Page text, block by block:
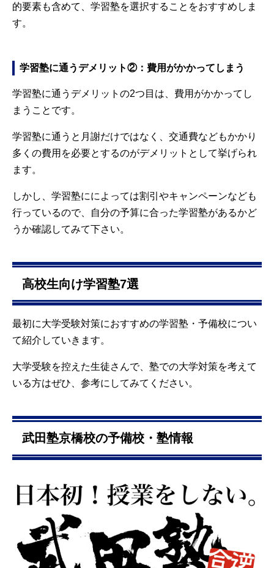
的要素も含めて、学習塾を選択することをおすすめしま
す。
学習塾に通うデメリット②：費用がかかってしまう
学習塾に通うデメリットの2つ目は、費用がかかってし
まうことです。
学習塾に通うと月謝だけではなく、交通費などもかかり
多くの費用を必要とするのがデメリットとして挙げられ
ます。
しかし、学習塾にによっては割引やキャンペーンなども
行っているので、自分の予算に合った学習塾があるかど
うか確認してみて下さい。
高校生向け学習塾7選
最初に大学受験対策におすすめの学習塾・予備校につい
て紹介していきます。
大学受験を控えた生徒さんで、塾での大学対策を考えて
いる方はぜひ、参考にしてみてください。
武田塾京橋校の予備校・塾情報